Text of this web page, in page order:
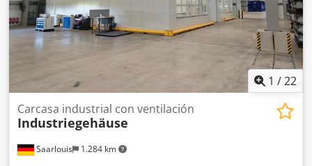
1 /22
Saarlouis 1.284 km
Carcasa industrial con ventilación
Industriegehäuse